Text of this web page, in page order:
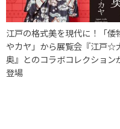
江戸の格式美を現代に！「倭
やカヤ」から展覧会『江戸☆
奥』とのコラボコレクション
登場